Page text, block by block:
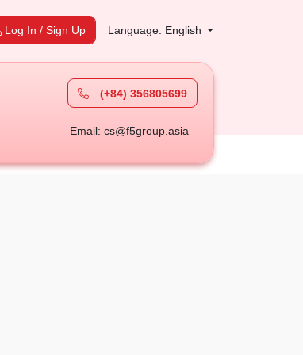
Log In / Sign Up Language: English
(+84) 356805699
Email: cs@f5group.asia